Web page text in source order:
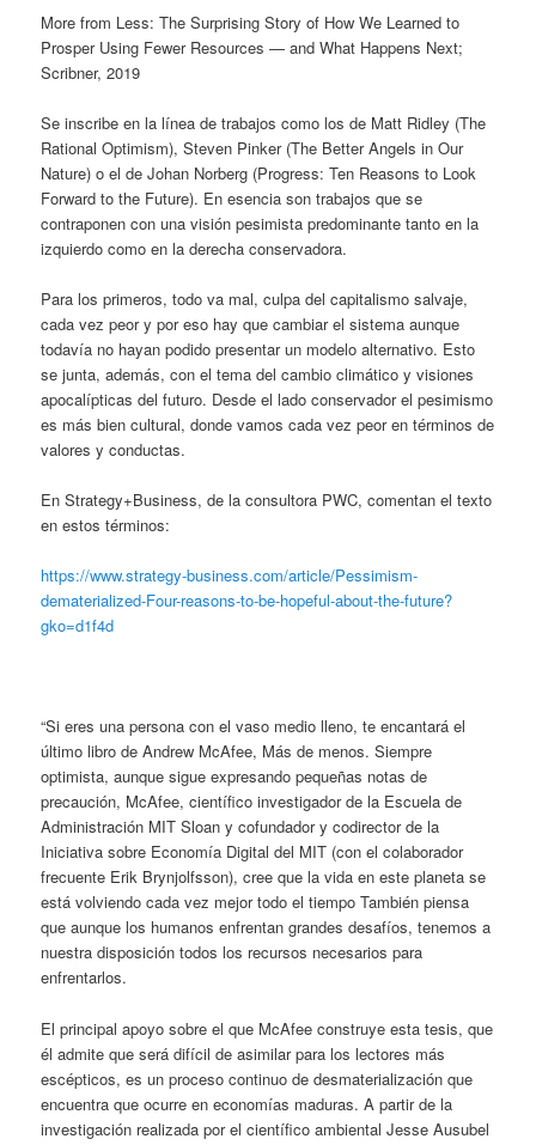
More from Less: The Surprising Story of How We Learned to
Prosper Using Fewer Resources — and What Happens Next;
Scribner, 2019
Se inscribe en la línea de trabajos como los de Matt Ridley (The
Rational Optimism), Steven Pinker (The Better Angels in Our
Nature) o el de Johan Norberg (Progress: Ten Reasons to Look
Forward to the Future). En esencia son trabajos que se
contraponen con una visión pesimista predominante tanto en la
izquierdo como en la derecha conservadora.
Para los primeros, todo va mal, culpa del capitalismo salvaje,
cada vez peor y por eso hay que cambiar el sistema aunque
todavía no hayan podido presentar un modelo alternativo. Esto
se junta, además, con el tema del cambio climático y visiones
apocalípticas del futuro. Desde el lado conservador el pesimismo
es más bien cultural, donde vamos cada vez peor en términos de
valores y conductas.
En Strategy+Business, de la consultora PWC, comentan el texto
en estos términos:
https://www.strategy-business.com/article/Pessimism-
dematerialized-Four-reasons-to-be-hopeful-about-the-future?
gko=d1f4d
“Si eres una persona con el vaso medio lleno, te encantará el
último libro de Andrew McAfee, Más de menos. Siempre
optimista, aunque sigue expresando pequeñas notas de
precaución, McAfee, científico investigador de la Escuela de
Administración MIT Sloan y cofundador y codirector de la
Iniciativa sobre Economía Digital del MIT (con el colaborador
frecuente Erik Brynjolfsson), cree que la vida en este planeta se
está volviendo cada vez mejor todo el tiempo También piensa
que aunque los humanos enfrentan grandes desafíos, tenemos a
nuestra disposición todos los recursos necesarios para
enfrentarlos.
El principal apoyo sobre el que McAfee construye esta tesis, que
él admite que será difícil de asimilar para los lectores más
escépticos, es un proceso continuo de desmaterialización que
encuentra que ocurre en economías maduras. A partir de la
investigación realizada por el científico ambiental Jesse Ausubel